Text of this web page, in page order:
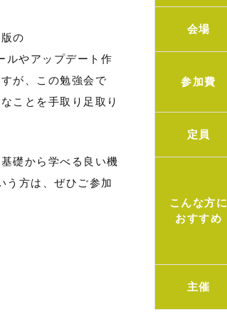
の
ルやアップデート作
が、この勉強会で
ことを手取り足取り
礎から学べる良い機
う方は、ぜひご参加
会場
参加費
定員
こんな方に
おすすめ
主催